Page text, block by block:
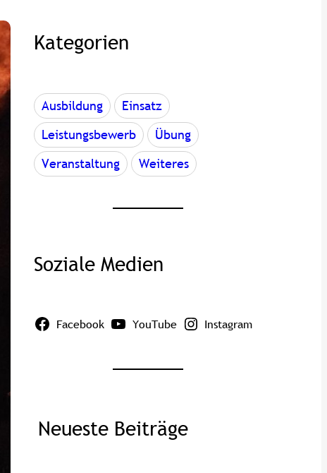
Kategorien
Ausbildung
Einsatz
Leistungsbewerb
Übung
Veranstaltung
Weiteres
Soziale Medien
Facebook YouTube Instagram
Neueste Beiträge